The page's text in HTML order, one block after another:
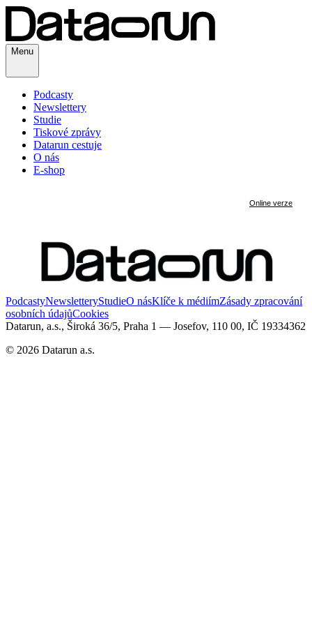
Menu
Podcasty
Newslettery
Studie
Tiskové zprávy
Datarun cestuje
O nás
E-shop
PodcastyNewsletteryStudieO násKlíče k médiímZásady zpracování
osobních údajůCookies
Datarun, a.s., Široká 36/5, Praha 1 — Josefov, 110 00, IČ 19334362
© 2026 Datarun a.s.